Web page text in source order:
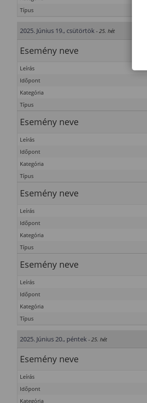
Típus
2025. Június 19., csütörtök - 25. hét
Esemény neve
Leírás
Időpont
Kategória
Típus
Esemény neve
Leírás
Időpont
Kategória
Típus
Esemény neve
Leírás
Időpont
Kategória
Típus
Esemény neve
Leírás
Időpont
Kategória
Típus
2025. Június 20., péntek - 25. hét
Esemény neve
Leírás
Időpont
Kategória